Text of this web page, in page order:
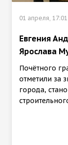
01 апреля, 17:01
Евгения
Ярослава
Почётного
отметили за
города,